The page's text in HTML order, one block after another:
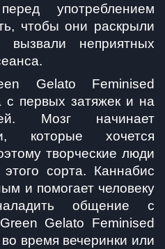
употреблением
чтобы они раскрыли
неприятных
Gelato Feminised
с первых затяжек и на
Мозг начинает
которые хочется
творческие люди
сорта. Каннабис
и помогает человеку
общение с
Gelato Feminised
время вечеринки или